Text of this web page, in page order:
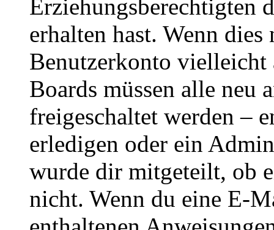
Erziehungsberechtigten
erhalten hast. Wenn
Benutzerkonto
Boards müssen alle neu
freigeschaltet werden –
erledigen oder ein
wurde dir mitgeteilt, ob
nicht. Wenn du eine E-